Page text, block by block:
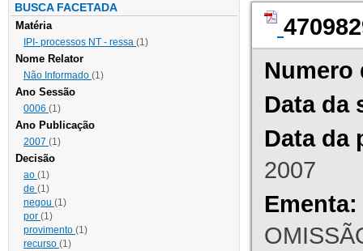
BUSCA FACETADA
Matéria
IPI- processos NT - ressa (1)
Nome Relator
Não Informado (1)
Ano Sessão
0006 (1)
Ano Publicação
2007 (1)
Decisão
ao (1)
de (1)
negou (1)
por (1)
provimento (1)
recurso (1)
Numero
Data da
Data da
2007
Ementa: